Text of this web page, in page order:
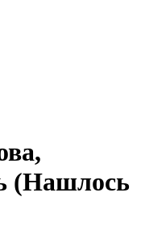
(Нашлось